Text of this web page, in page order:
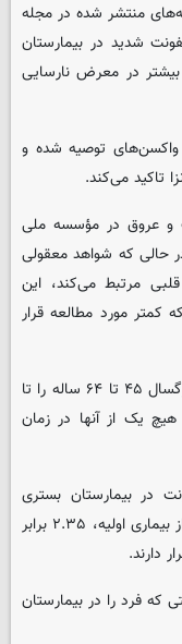
منتشر شده در مجله
شدید در بیمارستان
در معرض نارسایی
واکسن‌های توصیه شده و
تاکید می‌کند.
و عروق در مؤسسه ملی
حالی که شواهد معقولی
مرتبط می‌کند، این
کمتر مورد مطالعه قرار
برای این مطالعه، محققان نزدیک به ۱۴۵۰۰ بزرگسال ۴۵ تا ۶۴ ساله را تا
دنبال کردند. هیچ یک از آنها در زمان
در بیمارستان بستری
شده‌اند، به طور متوسط حدود هفت سال پس از بیماری اولیه، ۲.۳۵ برابر
دارند.
که فرد را در بیمارستان